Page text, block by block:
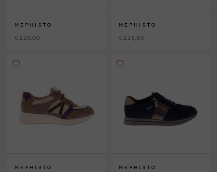
MEPHISTO
€ 210,00
MEPHISTO
€ 215,00
MEPHISTO MEPHISTO